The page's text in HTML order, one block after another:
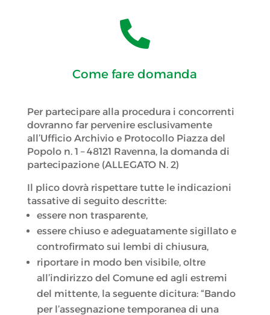

Come fare domanda
Per partecipare alla procedura i concorrenti
dovranno far pervenire esclusivamente
all’Ufficio Archivio e Protocollo Piazza del
Popolo n. 1 – 48121 Ravenna, la domanda di
partecipazione (ALLEGATO N. 2)
Il plico dovrà rispettare tutte le indicazioni
tassative di seguito descritte:
essere non trasparente,
essere chiuso e adeguatamente sigillato e
controfirmato sui lembi di chiusura,
riportare in modo ben visibile, oltre
all’indirizzo del Comune ed agli estremi
del mittente, la seguente dicitura: “Bando
per l’assegnazione temporanea di una